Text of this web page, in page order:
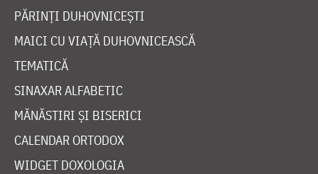
PĂRINȚI DUHOVNICEȘTI
MAICI CU VIAȚĂ DUHOVNICEASCĂ
TEMATICĂ
SINAXAR ALFABETIC
MĂNĂSTIRI ȘI BISERICI
CALENDAR ORTODOX
WIDGET DOXOLOGIA